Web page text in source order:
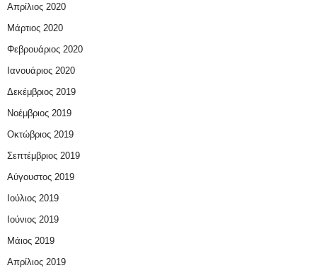
Απρίλιος 2020
Μάρτιος 2020
Φεβρουάριος 2020
Ιανουάριος 2020
Δεκέμβριος 2019
Νοέμβριος 2019
Οκτώβριος 2019
Σεπτέμβριος 2019
Αύγουστος 2019
Ιούλιος 2019
Ιούνιος 2019
Μάιος 2019
Απρίλιος 2019